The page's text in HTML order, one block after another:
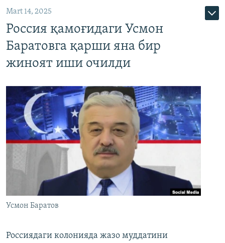
Mart 14, 2025
Россия қамоғидаги Усмон
Баратовга қарши яна бир
жиноят иши очилди
Усмон Баратов
Россиядаги колонияда жазо муддатини